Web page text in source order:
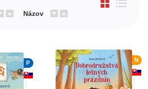
Všetky kategórie
Názov
P N